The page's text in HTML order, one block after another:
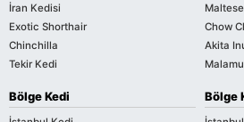
İran Kedisi
Exotic Shorthair
Chinchilla
Tekir Kedi
Chow
Akita
Bölge Kedi Bölge